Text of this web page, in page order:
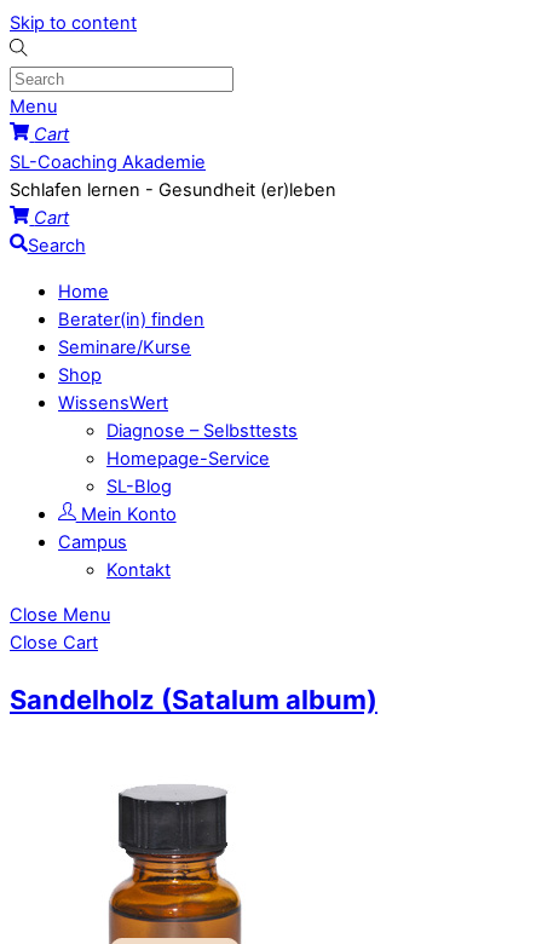
Skip to content
Menu
Cart
SL-Coaching Akademie
Schlafen lernen - Gesundheit (er)leben
Cart
Search
Home
Berater(in) finden
Seminare/Kurse
Shop
WissensWert
Diagnose – Selbsttests
Homepage-Service
SL-Blog
Mein Konto
Campus
Kontakt
Close Menu
Close Cart
Sandelholz (Satalum album)